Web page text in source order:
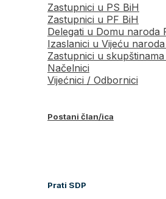
Zastupnici u PS BiH
Zastupnici u PF BiH
Delegati u Domu naroda
Izaslanici u Vijeću naroda
Zastupnici u
Načelnici
Vijećnici / Odbornici
Postani član/ica
Prati SDP